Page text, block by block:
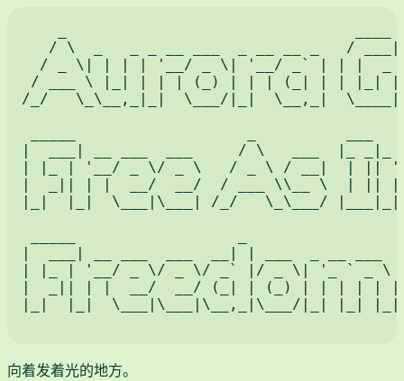
/ \  _   _ _ __ ___  _ __ __ _   /
/ _ \| | | | '__/ _ \| '__/ _` | | |  _
/ ___ \ |_| | | | (_) | | | (_| | | |_|
/_/   \_\__,_|_|  \___/|_|  \__,_|
|  ___| __ ___  ___     / \   ___  |_
| |_ | '__/ _ \/ _ \   / _ \ / __|  | ||
|  _|| | |  __/  __/  / ___ \\__ \  | ||
|_|  |_|  \___|\___| /_/   \_\___/
|  ___| __ ___  ___  __| | ___  _ __ ___
| |_ | '__/ _ \/ _ \/ _` |/ _ \| '_ ` _ \
|  _|| | |  __/  __/ (_| | (_) | | | | | |
|_|  |_|  \___|\___|\__,_|\___/|_| |_| |_|
向着发着光的地方。